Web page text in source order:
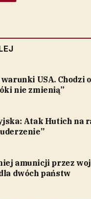
USA. Chodzi
nie zmienią”
Atak Hutich na
amunicji przez
dwóch państw